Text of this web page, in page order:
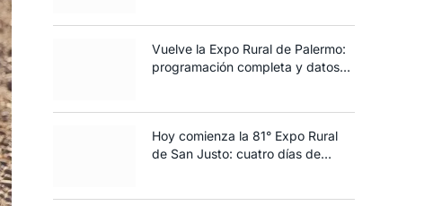
Vuelve la Expo Rural de Palermo:
programación completa y datos
Hoy comienza la 81° Expo Rural
de San Justo: cuatro días de